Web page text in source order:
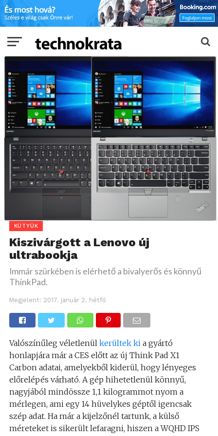
KÜTYÜK
Kiszivárgott a Lenovo új
ultrabookja
Immár szürkében is elérhető a bivalyerős és könnyű
ThinkPad.
Megjelent: 2017. január 2. hétfő
Valószínűleg véletlenül kerültek ki a gyártó
honlapjára már a CES előtt az új Think Pad X1
Carbon adatai, amelyekből kiderül, hogy lényeges
előrelépés várható. A gép hihetetlenül könnyű,
nagyjából mindössze 1,1 kilogrammot nyom a
mérlegen, ami egy 14 hüvelykes géptől igencsak
szép adat. Ha már a kijelzőnél tartunk, a külső
méreteket is sikerült lefaragni, hiszen a WQHD IPS